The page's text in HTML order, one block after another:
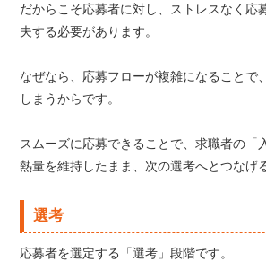
だからこそ応募者に対し、ストレスなく応
夫する必要があります。
なぜなら、応募フローが複雑になることで
しまうからです。
スムーズに応募できることで、求職者の「
熱量を維持したまま、次の選考へとつなげ
選考
応募者を選定する「選考」段階です。